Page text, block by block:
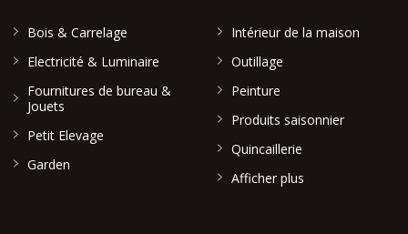
Bois & Carrelage
Electricité & Luminaire
Fournitures de bureau &
Jouets
Petit Elevage
Garden
Intérieur de la maison
Outillage
Peinture
Produits saisonnier
Quincaillerie
Afficher plus